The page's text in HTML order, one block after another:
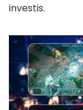
investis.